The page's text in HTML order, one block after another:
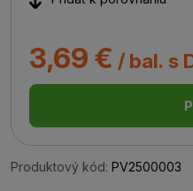
3,69 € / bal. s
Produktový kód: PV2500003